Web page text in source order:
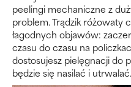
peelingi mechaniczne z
problem. Trądzik różowaty
łagodnych objawów:
czasu do czasu na
dostosujesz pielęgnacji do
będzie się nasilać i utrwalać.